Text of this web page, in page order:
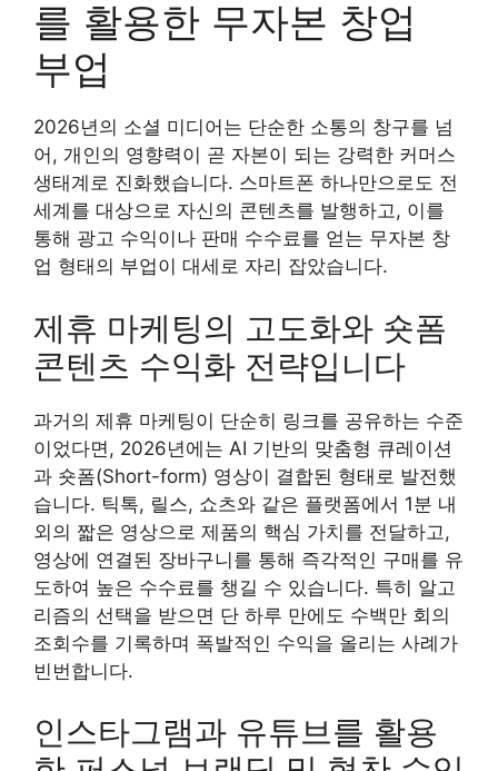
를 활용한 무자본 창업
부업
2026년의 소셜 미디어는 단순한 소통의 창구를 넘
어, 개인의 영향력이 곧 자본이 되는 강력한 커머스
생태계로 진화했습니다. 스마트폰 하나만으로도 전
세계를 대상으로 자신의 콘텐츠를 발행하고, 이를
통해 광고 수익이나 판매 수수료를 얻는 무자본 창
업 형태의 부업이 대세로 자리 잡았습니다.
제휴 마케팅의 고도화와 숏폼
콘텐츠 수익화 전략입니다
과거의 제휴 마케팅이 단순히 링크를 공유하는 수준
이었다면, 2026년에는 AI 기반의 맞춤형 큐레이션
과 숏폼(Short-form) 영상이 결합된 형태로 발전했
습니다. 틱톡, 릴스, 쇼츠와 같은 플랫폼에서 1분 내
외의 짧은 영상으로 제품의 핵심 가치를 전달하고,
영상에 연결된 장바구니를 통해 즉각적인 구매를 유
도하여 높은 수수료를 챙길 수 있습니다. 특히 알고
리즘의 선택을 받으면 단 하루 만에도 수백만 회의
조회수를 기록하며 폭발적인 수익을 올리는 사례가
빈번합니다.
인스타그램과 유튜브를 활용